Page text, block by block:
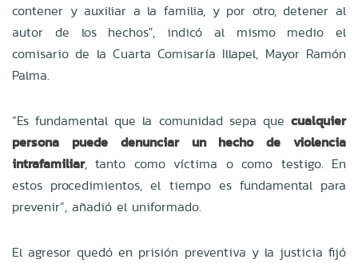
contener y auxiliar a la familia, y por otro, detener al
autor de los hechos", indicó al mismo medio el
comisario de la Cuarta Comisaría Illapel, Mayor Ramón
Palma.
“Es fundamental que la comunidad sepa que cualquier
persona puede denunciar un hecho de violencia
intrafamiliar, tanto como víctima o como testigo. En
estos procedimientos, el tiempo es fundamental para
prevenir”, añadió el uniformado.
El agresor quedó en prisión preventiva y la justicia fijó